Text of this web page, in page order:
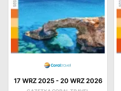
17 WRZ 2025- 20 WRZ 2026